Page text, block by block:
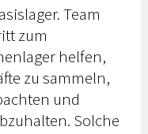
Team
zum
helfen,
zu sammeln,
und
Solche